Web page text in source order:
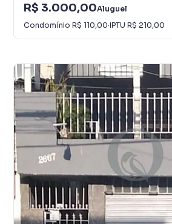
R$ 3.000,00Aluguel
Condomínio R$ 110,00·IPTU R$ 210,00